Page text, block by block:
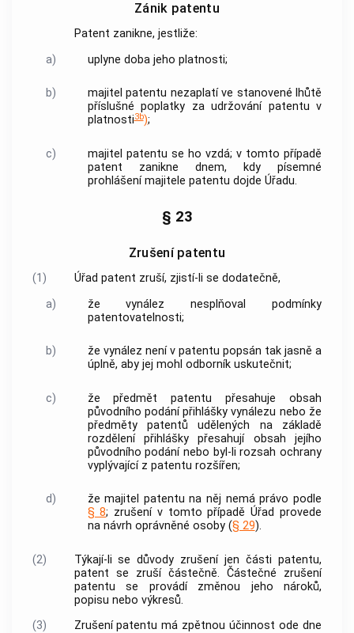
Zánik patentu
Patent zanikne, jestliže:
a)
uplyne doba jeho platnosti;
b)
majitel patentu nezaplatí ve stanovené lhůtě
příslušné poplatky za udržování patentu v
platnosti3b);
c)
majitel patentu se ho vzdá; v tomto případě
patent zanikne dnem, kdy písemné
prohlášení majitele patentu dojde Úřadu.
§ 23
Zrušení patentu
(1)
Úřad patent zruší, zjistí-li se dodatečně,
a)
že vynález nesplňoval podmínky
patentovatelnosti;
b)
že vynález není v patentu popsán tak jasně a
úplně, aby jej mohl odborník uskutečnit;
c)
že předmět patentu přesahuje obsah
původního podání přihlášky vynálezu nebo že
předměty patentů udělených na základě
rozdělení přihlášky přesahují obsah jejího
původního podání nebo byl-li rozsah ochrany
vyplývající z patentu rozšířen;
d)
že majitel patentu na něj nemá právo podle
§ 8; zrušení v tomto případě Úřad provede
na návrh oprávněné osoby (§ 29).
(2)
Týkají-li se důvody zrušení jen části patentu,
patent se zruší částečně. Částečné zrušení
patentu se provádí změnou jeho nároků,
popisu nebo výkresů.
(3)
Zrušení patentu má zpětnou účinnost ode dne